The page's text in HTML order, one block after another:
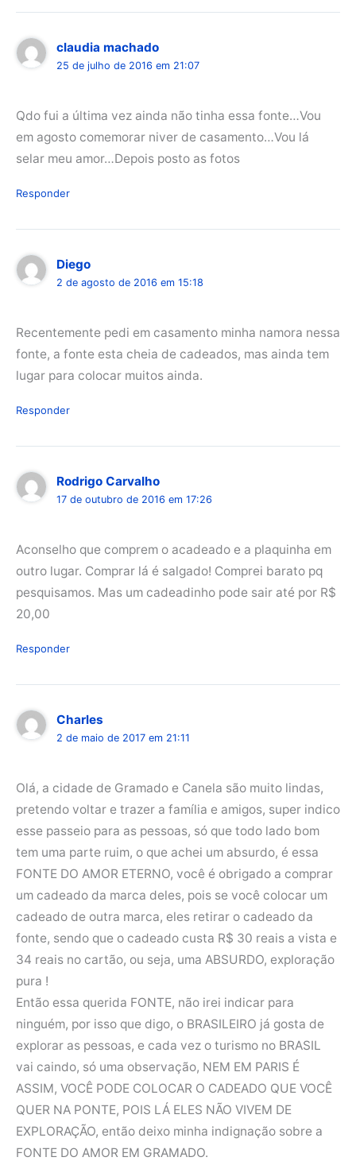
claudia machado
25 de julho de 2016 em 21:07
Qdo fui a última vez ainda não tinha essa fonte…Vou
em agosto comemorar niver de casamento…Vou lá
selar meu amor…Depois posto as fotos
Responder
Diego
2 de agosto de 2016 em 15:18
Recentemente pedi em casamento minha namora nessa
fonte, a fonte esta cheia de cadeados, mas ainda tem
lugar para colocar muitos ainda.
Responder
Rodrigo Carvalho
17 de outubro de 2016 em 17:26
Aconselho que comprem o acadeado e a plaquinha em
outro lugar. Comprar lá é salgado! Comprei barato pq
pesquisamos. Mas um cadeadinho pode sair até por R$
20,00
Responder
Charles
2 de maio de 2017 em 21:11
Olá, a cidade de Gramado e Canela são muito lindas,
pretendo voltar e trazer a família e amigos, super indico
esse passeio para as pessoas, só que todo lado bom
tem uma parte ruim, o que achei um absurdo, é essa
FONTE DO AMOR ETERNO, você é obrigado a comprar
um cadeado da marca deles, pois se você colocar um
cadeado de outra marca, eles retirar o cadeado da
fonte, sendo que o cadeado custa R$ 30 reais a vista e
34 reais no cartão, ou seja, uma ABSURDO, exploração
pura !
Então essa querida FONTE, não irei indicar para
ninguém, por isso que digo, o BRASILEIRO já gosta de
explorar as pessoas, e cada vez o turismo no BRASIL
vai caindo, só uma observação, NEM EM PARIS É
ASSIM, VOCÊ PODE COLOCAR O CADEADO QUE VOCÊ
QUER NA PONTE, POIS LÁ ELES NÃO VIVEM DE
EXPLORAÇÃO, então deixo minha indignação sobre a
FONTE DO AMOR EM GRAMADO.